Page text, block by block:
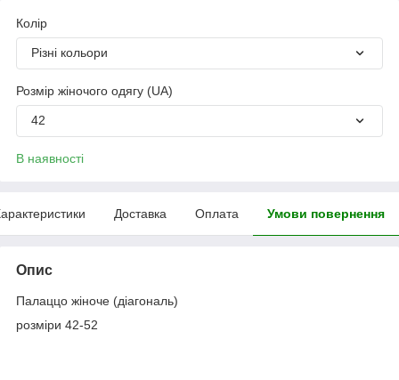
Колір
Різні кольори
Розмір жіночого одягу (UA)
42
В наявності
Доставка Оплата Умови повернення
Опис
Палаццо жіноче (діагональ)
розміри 42-52